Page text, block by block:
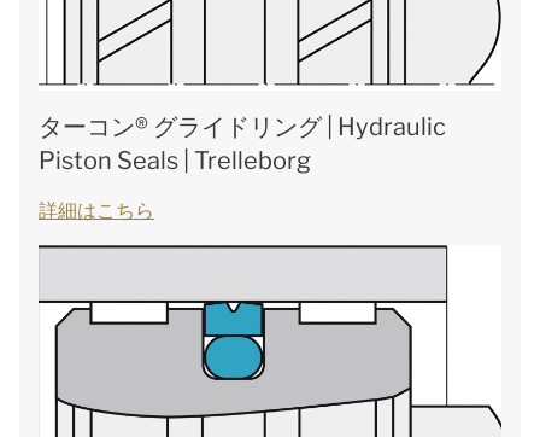
ターコン® グライドリング | Hydraulic
Piston Seals | Trelleborg
詳細はこちら